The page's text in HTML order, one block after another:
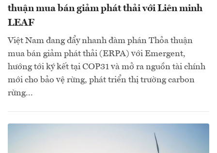
thuận mua bán giảm phát thải với Liên minh
LEAF
Việt Nam đang đẩy nhanh đàm phán Thỏa thuận
mua bán giảm phát thải (ERPA) với Emergent,
hướng tới ký kết tại COP31 và mở ra nguồn tài chính
mới cho bảo vệ rừng, phát triển thị trường carbon
rừng...